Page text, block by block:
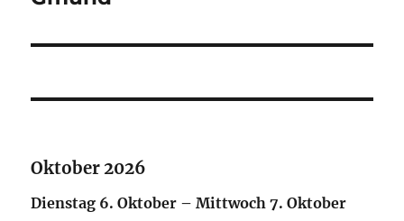
Oktober 2026
Dienstag 6. Oktober –Mittwoch 7. Oktober